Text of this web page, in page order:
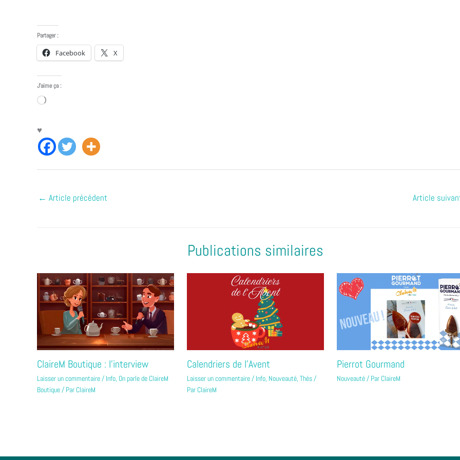
Partager :
Facebook X
J’aime ça :
Chargement…
♥
← Article précédent Article
Publications similaires
ClaireM Boutique : l’interview
Laisser un commentaire/ Info, On parle de ClaireM
Boutique/ Par ClaireM
Calendriers de l’Avent
Laisser un commentaire/ Info, Nouveauté, Thés/
Par ClaireM
Pierrot Gourmand
Nouveauté/ Par ClaireM